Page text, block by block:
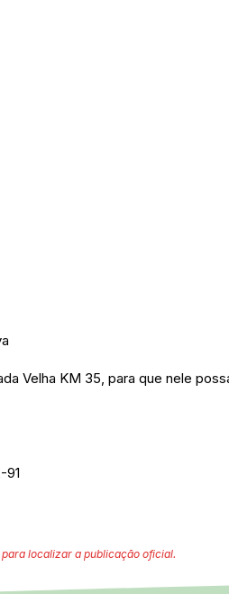
Velha KM 35, para que nele
localizar a publicação oficial.